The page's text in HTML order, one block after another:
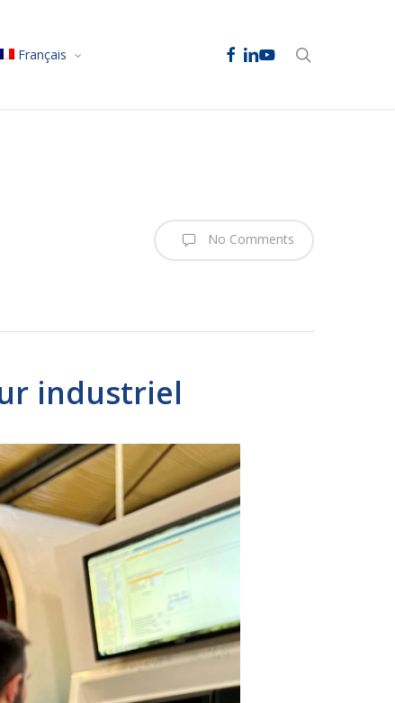
Français facebook
linkedin
youtube
No Comments
industriel